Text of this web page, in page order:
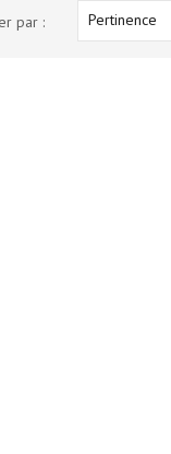
par : Pertinence